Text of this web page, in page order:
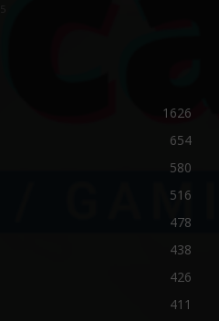
1626
654
580
516
478
438
426
411